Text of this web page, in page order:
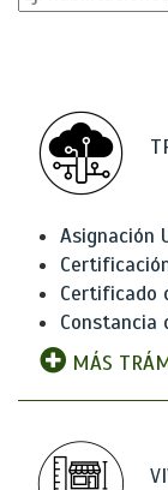
Asignación
Certificado
Constancia
MÁS